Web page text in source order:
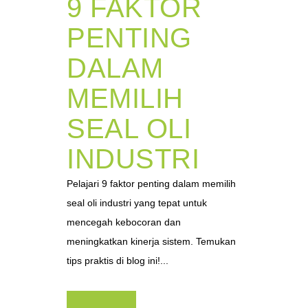
9 FAKTOR
PENTING
DALAM
MEMILIH
SEAL OLI
INDUSTRI
Pelajari 9 faktor penting dalam memilih
seal oli industri yang tepat untuk
mencegah kebocoran dan
meningkatkan kinerja sistem. Temukan
tips praktis di blog ini!...